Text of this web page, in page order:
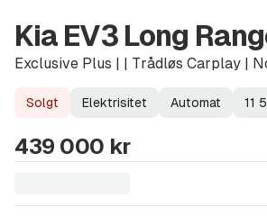
Kia EV3 Long
Exclusive Plus | | Trådløs Carplay |
Lagerstatus
Solgt
Drivstoff Elektrisitet
Girkasse Automat
Kilometerstand 11
Modellår
439 000 kr